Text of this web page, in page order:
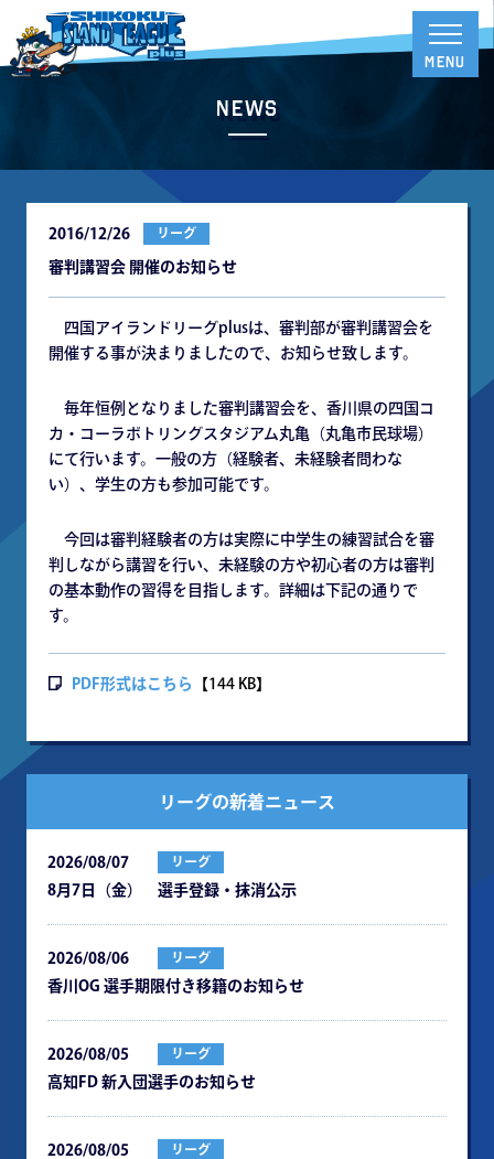
News
2016/12/26 リーグ
審判講習会 開催のお知らせ
四国アイランドリーグplusは、審判部が審判講習会を
開催する事が決まりましたので、お知らせ致します。
毎年恒例となりました審判講習会を、香川県の四国コ
カ・コーラボトリングスタジアム丸亀（丸亀市民球場）
にて行います。一般の方（経験者、未経験者問わな
い）、学生の方も参加可能です。
今回は審判経験者の方は実際に中学生の練習試合を審
判しながら講習を行い、未経験の方や初心者の方は審判
の基本動作の習得を目指します。詳細は下記の通りで
す。
PDF形式はこちら 【144 KB】
リーグの新着ニュース
2026/08/07 リーグ
8月7日（金） 選手登録・抹消公示
2026/08/06 リーグ
⾹川OG 選⼿期限付き移籍のお知らせ
2026/08/05 リーグ
⾼知FD 新⼊団選⼿のお知らせ
2026/08/05 リーグ